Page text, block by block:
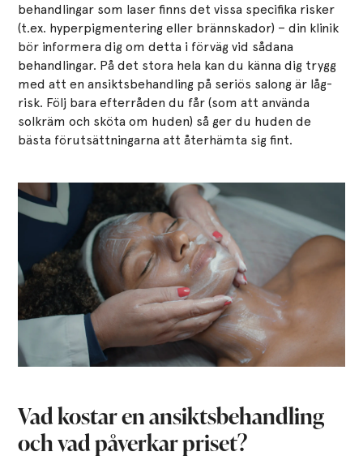
behandlingar som laser finns det vissa specifika risker
(t.ex. hyperpigmentering eller brännskador) – din klinik
bör informera dig om detta i förväg vid sådana
behandlingar. På det stora hela kan du känna dig trygg
med att en ansiktsbehandling på seriös salong är låg-
risk. Följ bara efterråden du får (som att använda
solkräm och sköta om huden) så ger du huden de
bästa förutsättningarna att återhämta sig fint.
Vad kostar en ansiktsbehandling
och vad påverkar priset?